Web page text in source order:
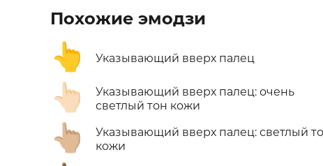
Похожие эмодзи
👆 Указывающий вверх палец
👆🏻
Указывающий вверх палец: очень
светлый тон кожи
👆🏼
Указывающий вверх палец: светлый
кожи